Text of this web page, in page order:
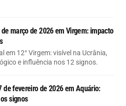
de março de 2026 em Virgem: impacto
em 12° Virgem: visível na Ucrânia,
e influência nos 12 signos.
de fevereiro de 2026 em Aquário:
signos